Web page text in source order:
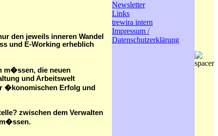
den jeweils inneren Wandel
und E-Working erheblich
m�ssen, die neuen
und Arbeitswelt
�konomischen Erfolg und
zwischen dem Verwalten
Newsletter
Links
trewira intern
Impressum /
Datenschutzerklärung